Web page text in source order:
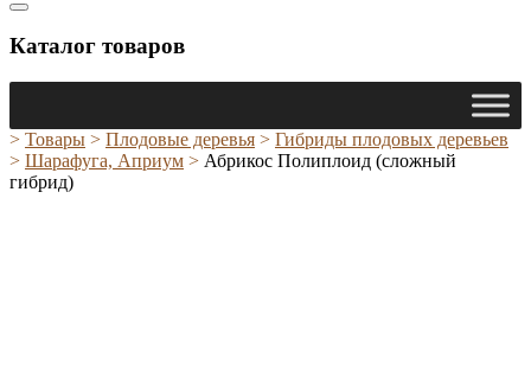
Catalog
Каталог товаров
> Товары > Плодовые деревья > Гибриды плодовых деревьев
> Шарафуга, Априум > Абрикос Полиплоид (сложный
гибрид)